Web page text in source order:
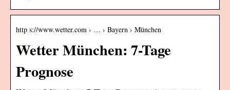
http s://www.wetter.com › … › Bayern › München
Wetter München: 7-Tage
Prognose